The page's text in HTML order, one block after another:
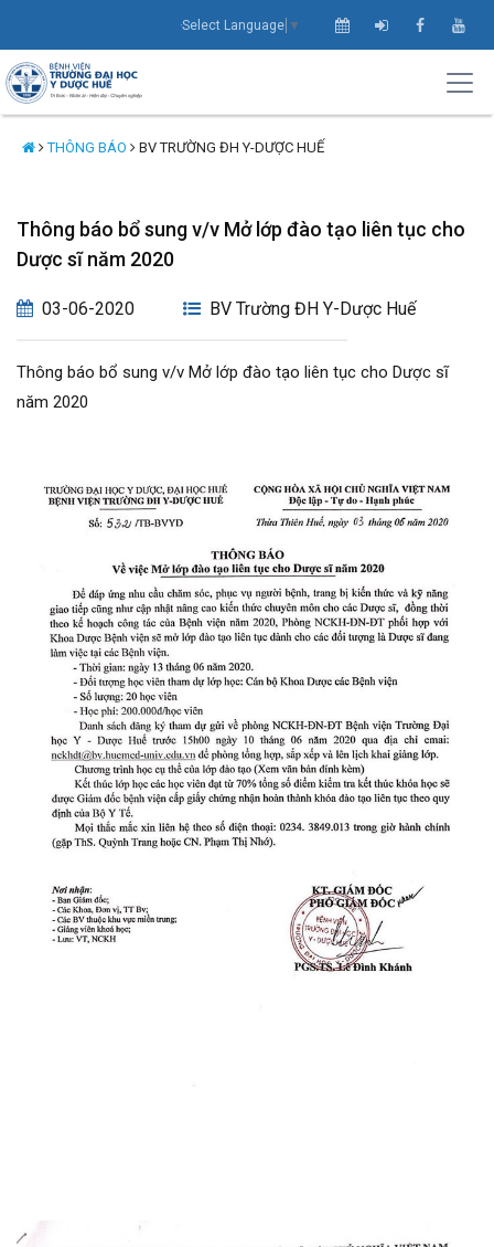
Select Language ▼
THÔNG BÁO BV TRƯỜNG ĐH Y-DƯỢC HUẾ
Thông báo bổ sung v/v Mở lớp đào tạo liên tục cho
Dược sĩ năm 2020
03-06-2020 BV Trường ĐH Y-Dược Huế
Thông báo bổ sung v/v Mở lớp đào tạo liên tục cho Dược sĩ
năm 2020